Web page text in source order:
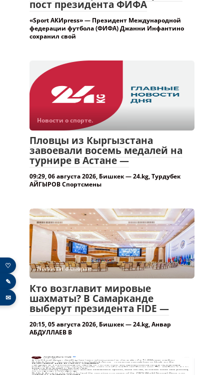
пост президента ФИФА
«Sport АКИpress» — Президент Международной
федерации футбола (ФИФА) Джанни Инфантино
сохранил свой
Новости о спорте.
Пловцы из Кыргызстана
завоевали восемь медалей на
турнире в Астане —
09:29, 06 августа 2026, Бишкек — 24.kg, Турдубек
АЙГЫРОВ Спортсмены
Новости о спорте.
Кто возглавит мировые
шахматы? В Самарканде
выберут президента FIDE —
20:15, 05 августа 2026, Бишкек — 24.kg, Анвар
АБДУЛЛАЕВ В
♡
✎
✉